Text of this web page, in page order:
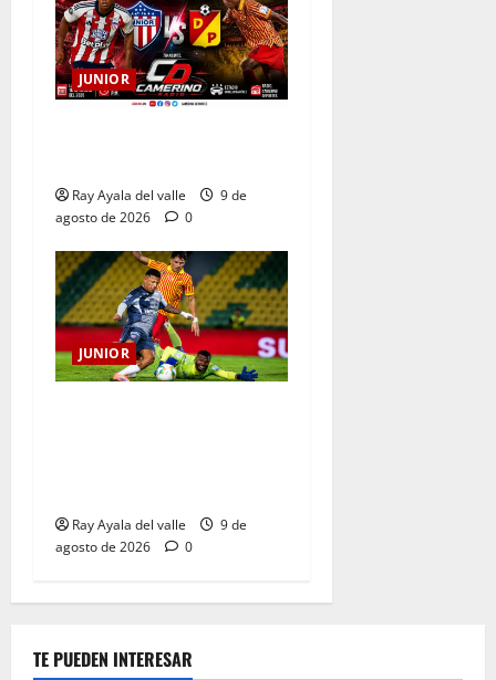
JUNIOR
Ray Ayala del valle
9 de
agosto de 2026
0
JUNIOR
Ray Ayala del valle
9 de
agosto de 2026
0
TE PUEDEN INTERESAR